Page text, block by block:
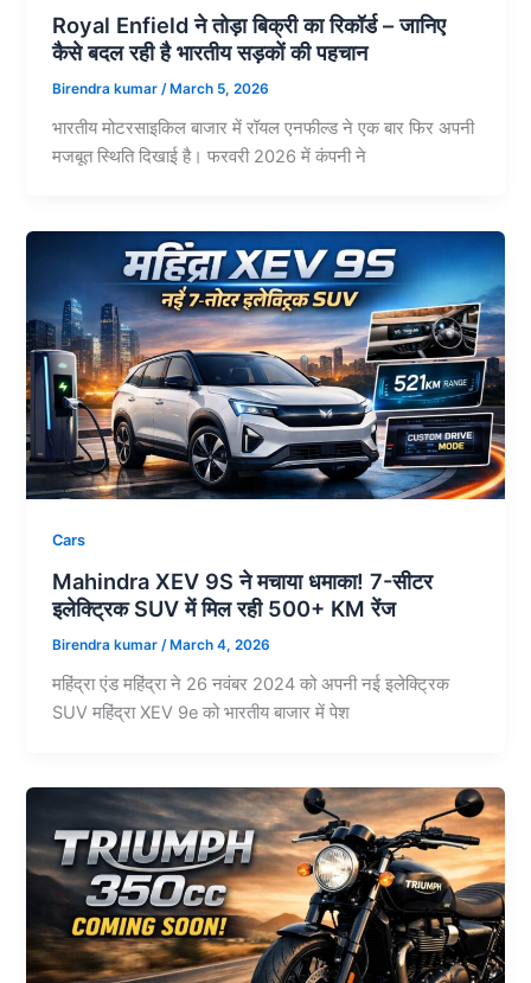
Royal Enfield ने तोड़ा बिक्री का रिकॉर्ड – जानिए
कैसे बदल रही है भारतीय सड़कों की पहचान
Birendra kumar /March 5, 2026
भारतीय मोटरसाइकिल बाजार में रॉयल एनफील्ड ने एक बार फिर अपनी
मजबूत स्थिति दिखाई है। फरवरी 2026 में कंपनी ने
Cars
Mahindra XEV 9S ने मचाया धमाका! 7-सीटर
इलेक्ट्रिक SUV में मिल रही 500+ KM रेंज
Birendra kumar /March 4, 2026
महिंद्रा एंड महिंद्रा ने 26 नवंबर 2024 को अपनी नई इलेक्ट्रिक
SUV महिंद्रा XEV 9e को भारतीय बाजार में पेश